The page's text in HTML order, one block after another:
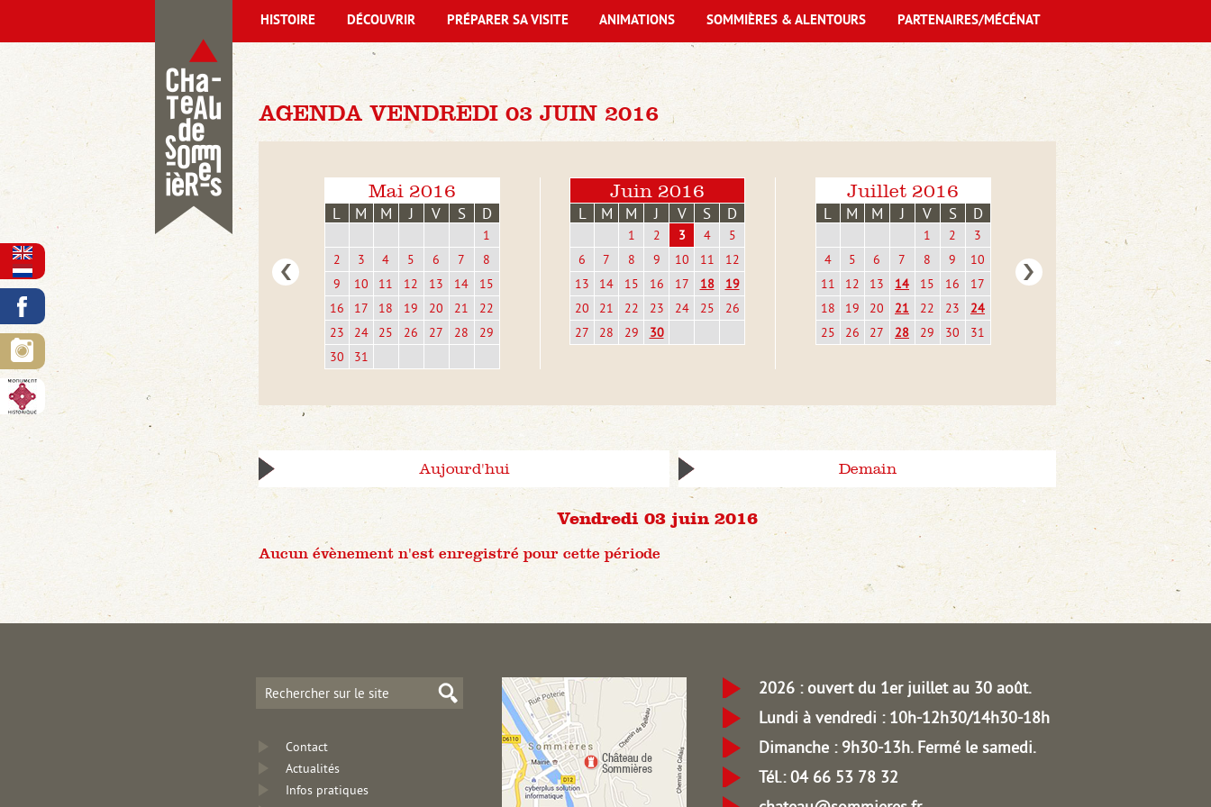
AGENDA VENDREDI 03 JUIN 2016
Mai 2016
L M M J V S D
1
2
3 4 5 6 7
8
9
10 11 12 13 14
15
16
17 18 19 20 21
22
23
24 25 26 27 28
29
30
31
Juin 2016
L M M J V S D
1 2 3 4
5
6
7 8 9 10 11
12
13
14 15 16 17 18
19
20
21 22 23 24 25
26
27
28 29 30
Juillet 2016
L M M J V S D
1 2
3
4
5 6 7 8 9
10
11
12 13 14 15 16
17
18
19 20 21 22 23
24
25
26 27 28 29 30 31
Aujourd'hui Demain
Vendredi 03 juin 2016
Aucun évènement n'est enregistré pour cette période
HISTOIRE DÉCOUVRIR PRÉPARER SA VISITE ANIMATIONS SOMMIÈRES & ALENTOURS PARTENAIRES/MÉCÉNAT
Contact
Actualités
Infos pratiques
2026 : ouvert du 1er juillet au 30 août.
Lundi à vendredi : 10h-12h30/14h30-18h
Dimanche : 9h30-13h. Fermé le samedi.
Tél.: 04 66 53 78 32